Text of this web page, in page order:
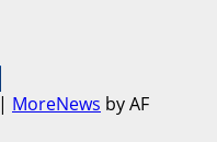
| MoreNews by AF